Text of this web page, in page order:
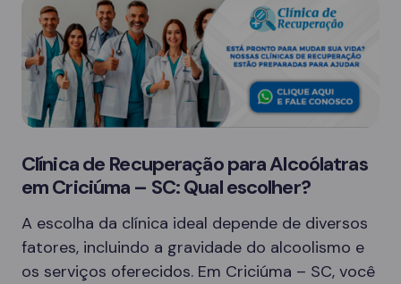
Clínica de Recuperação para Alcoólatras
em Criciúma – SC: Qual escolher?
A escolha da clínica ideal depende de diversos
fatores, incluindo a gravidade do alcoolismo e
os serviços oferecidos. Em Criciúma – SC, você